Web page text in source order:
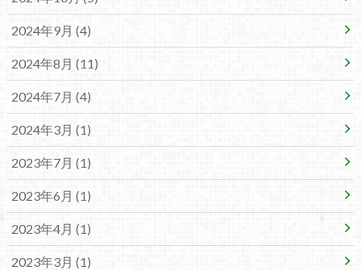
2024年9月 (4)
2024年8月 (11)
2024年7月 (4)
2024年3月 (1)
2023年7月 (1)
2023年6月 (1)
2023年4月 (1)
2023年3月 (1)